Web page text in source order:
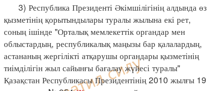
3) Республика Президенті Әкімшілігінің алдында өз
қызметінің қорытындылары туралы жылына екі рет,
соның ішінде "Орталық мемлекеттік органдар мен
облыстардың, республикалық маңызы бар қалалардың,
астананың жергілікті атқарушы органдары қызметінің
тиімділігін жыл сайынғы бағалау жүйесі туралы"
Қазақстан Республикасы Президентінің 2010 жылғы 19